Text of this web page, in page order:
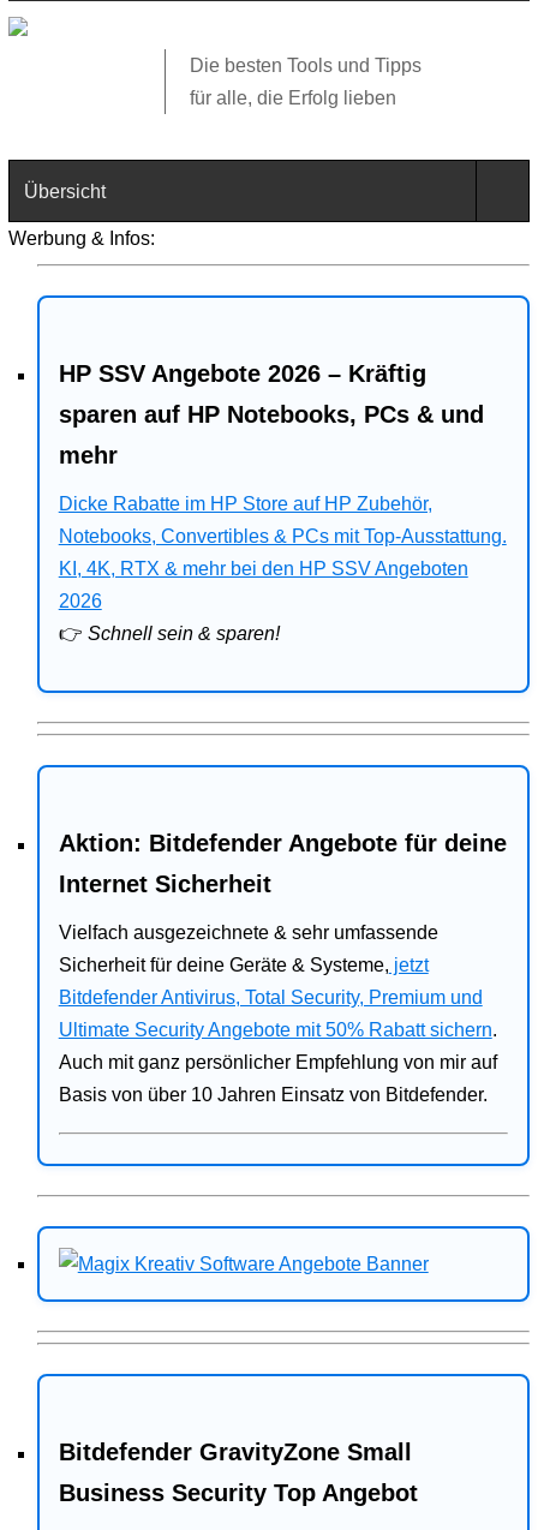
Die besten Tools und Tipps
für alle, die Erfolg lieben
Übersicht
Technik
Web
Business
Angebote
Bitdefender
Ratgeber
Werbung & Infos:
HP SSV Angebote 2026 – Kräftig
sparen auf HP Notebooks, PCs & und
mehr
Dicke Rabatte im HP Store auf HP Zubehör,
Notebooks, Convertibles & PCs mit Top-Ausstattung.
KI, 4K, RTX & mehr bei den HP SSV Angeboten
2026
👉 Schnell sein & sparen!
Aktion: Bitdefender Angebote für deine
Internet Sicherheit
Vielfach ausgezeichnete & sehr umfassende
Sicherheit für deine Geräte & Systeme, jetzt
Bitdefender Antivirus, Total Security, Premium und
Ultimate Security Angebote mit 50% Rabatt sichern.
Auch mit ganz persönlicher Empfehlung von mir auf
Basis von über 10 Jahren Einsatz von Bitdefender.
Bitdefender GravityZone Small
Business Security Top Angebot